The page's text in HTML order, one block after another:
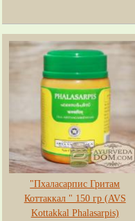
"Пхаласарпис Гритам
Коттаккал " 150 гр (AVS
Kottakkal Phalasarpis)